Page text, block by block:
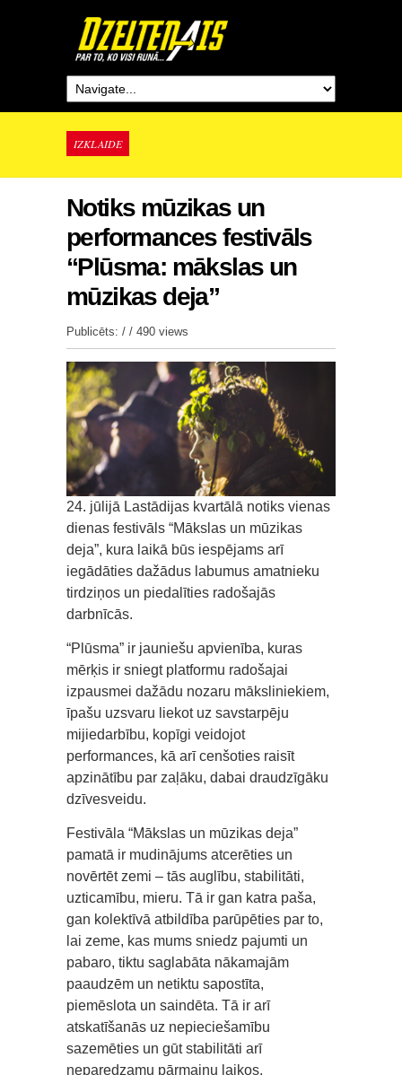
IZKLAIDE
Notiks mūzikas un
performances festivāls
“Plūsma: mākslas un
mūzikas deja”
Publicēts: / / 490 views
24. jūlijā Lastādijas kvartālā notiks vienas
dienas festivāls “Mākslas un mūzikas
deja”, kura laikā būs iespējams arī
iegādāties dažādus labumus amatnieku
tirdziņos un piedalīties radošajās
darbnīcās.
“Plūsma” ir jauniešu apvienība, kuras
mērķis ir sniegt platformu radošajai
izpausmei dažādu nozaru māksliniekiem,
īpašu uzsvaru liekot uz savstarpēju
mijiedarbību, kopīgi veidojot
performances, kā arī cenšoties raisīt
apzinātību par zaļāku, dabai draudzīgāku
dzīvesveidu.
Festivāla “Mākslas un mūzikas deja”
pamatā ir mudinājums atcerēties un
novērtēt zemi – tās auglību, stabilitāti,
uzticamību, mieru. Tā ir gan katra paša,
gan kolektīvā atbildība parūpēties par to,
lai zeme, kas mums sniedz pajumti un
pabaro, tiktu saglabāta nākamajām
paaudzēm un netiktu sapostīta,
piemēslota un saindēta. Tā ir arī
atskatīšanās uz nepieciešamību
sazemēties un gūt stabilitāti arī
neparedzamu pārmaiņu laikos.